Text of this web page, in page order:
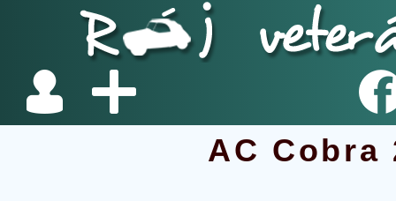
AC Cobra